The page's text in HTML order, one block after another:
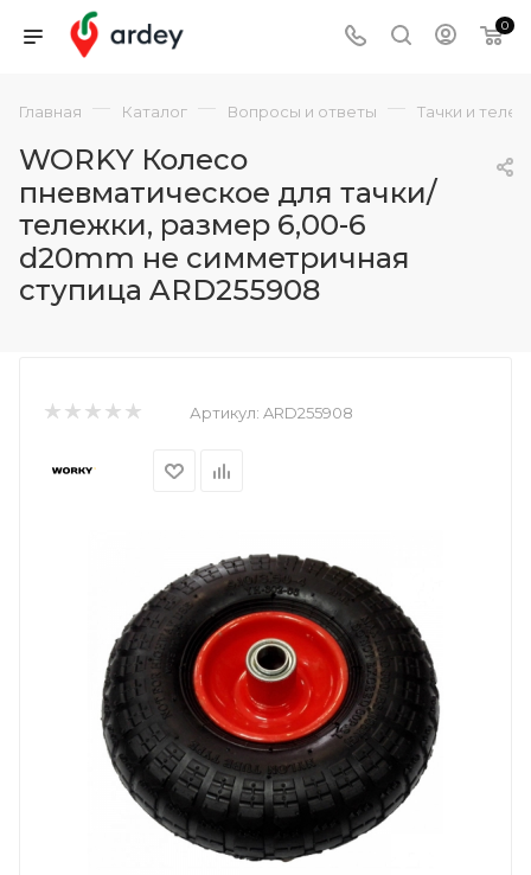
0
Главная — Каталог — Вопросы и ответы — Тачки и
WORKY Колесо
пневматическое для тачки/
тележки, размер 6,00-6
d20mm не симметричная
ступица ARD255908
Артикул: ARD255908